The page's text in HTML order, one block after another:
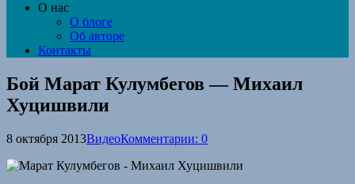
О нас
О блоге
Об авторе
Контакты
Бой Марат Кулумбегов — Михаил
Хуцишвили
8 октября 2013ВидеоКомментарии: 0